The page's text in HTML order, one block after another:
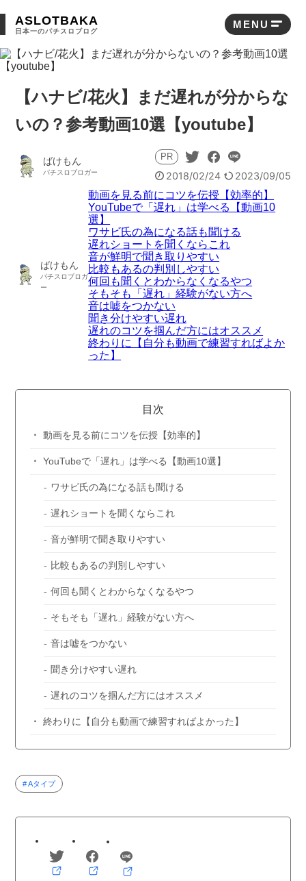
ASLOTBAKA
日本一のパチスロブログ
MENU
【ハナビ/花火】まだ遅れが分からな
いの？参考動画10選【youtube】
ばけもん PR
2018/02/24 2023/09/05
ばけもん
動画を見る前にコツを伝授【効率的】
YouTubeで「遅れ」は学べる【動画10
選】
ワサビ氏の為になる話も聞ける
遅れショートを聞くならこれ
音が鮮明で聞き取りやすい
比較もあるの判別しやすい
何回も聞くとわからなくなるやつ
そもそも「遅れ」経験がない方へ
音は嘘をつかない
聞き分けやすい遅れ
遅れのコツを掴んだ方にはオススメ
終わりに【自分も動画で練習すればよか
った】
目次
動画を見る前にコツを伝授【効率的】
YouTubeで「遅れ」は学べる【動画10選】
ワサビ氏の為になる話も聞ける
遅れショートを聞くならこれ
音が鮮明で聞き取りやすい
比較もあるの判別しやすい
何回も聞くとわからなくなるやつ
そもそも「遅れ」経験がない方へ
音は嘘をつかない
聞き分けやすい遅れ
遅れのコツを掴んだ方にはオススメ
終わりに【自分も動画で練習すればよかった】
Aタイプ
目次
YouTubeで「遅れ」は学べる【動画10選】
遅れショートを聞くならこれ
音が鮮明で聞き取りやすい
比較もあるの判別しやすい
何回も聞くとわからなくなるやつ
そもそも「遅れ」経験がない方へ
音は嘘をつかない
聞き分けやすい遅れ
終わりに【自分も動画で練習すればよかった】